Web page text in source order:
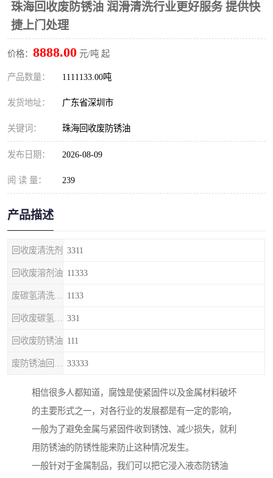
珠海回收废防锈油 润滑清洗行业更好服务 提供快
捷上门处理
价格： 8888.00 元/吨 起
产品数量： 1111133.00吨
发货地址： 广东省深圳市
关键词： 珠海回收废防锈油
发布日期： 2026-08-09
阅 读 量： 239
产品描述
回收废清洗剂 3311
回收废溶剂油 11333
1133
331
回收废防锈油 111
33333
相信很多人都知道，腐蚀是使紧固件以及金属材料破坏
的主要形式之一，对各行业的发展都是有一定的影响，
一般为了避免金属与紧固件收到锈蚀、减少损失，就利
用防锈油的防锈性能来防止这种情况发生。
一般针对于金属制品，我们可以把它浸入液态防锈油